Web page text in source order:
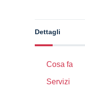
Dettagli
Cosa fa
Servizi